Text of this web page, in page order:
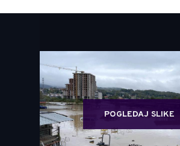
POGLEDAJ SLIKE